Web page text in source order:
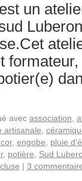
un
avec association
artisanale
, engobe
pluie
, potière
Sud
| 3